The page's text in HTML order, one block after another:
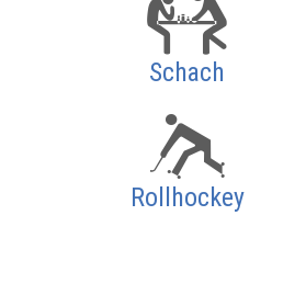
Schach
Rollhockey